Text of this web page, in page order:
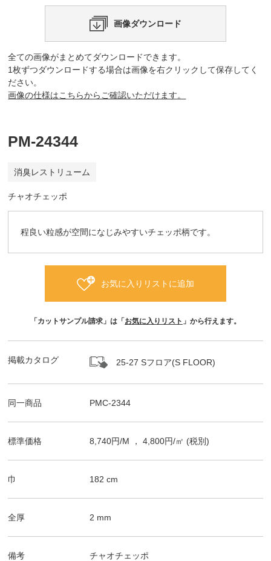
画像ダウンロード
全ての画像がまとめてダウンロードできます。
1枚ずつダウンロードする場合は画像を右クリックして保存してく
ださい。
画像の仕様はこちらからご確認いただけます。
PM-24344
消臭レストリューム
チャオチェッポ
程良い粒感が空間になじみやすいチェッポ柄です。
お気に入りリストに追加
「カットサンプル請求」は「 お気に入りリスト 」から行えます。
掲載カタログ 25-27 Sフロア(S FLOOR)
同一商品 PMC-2344
標準価格 8,740円/M ，4,800円/㎡ (税別)
巾 182 cm
全厚 2 mm
備考 チャオチェッポ